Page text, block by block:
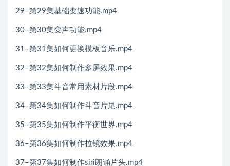
29–第29集基础变速功能.mp4
30–第30集变声功能.mp4
31–第31集如何更换模板音乐.mp4
32–第32集如何制作多屏效果.mp4
33–第33集斗音常用素材片段.mp4
34–第34集如何制作斗音片尾.mp4
35–第35集如何制作平衡世界.mp4
36–第36集如何制作拉镜效果.mp4
37–第37集如何制作siri朗诵片头.mp4